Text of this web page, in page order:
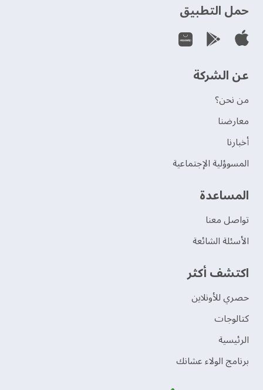
حمل التطبيق
عن الشركة
من نحن؟
‫معارضنا‬
‫أخبارنا‬
المسوؤلية الإجتماعية
‫المساعدة‬
تواصل معنا
الأسئلة الشائعة
اكتشف أكثر
حصري للأونلاين
‫كتالوجات‬
الرئيسية
برنامج الولاء عشانك